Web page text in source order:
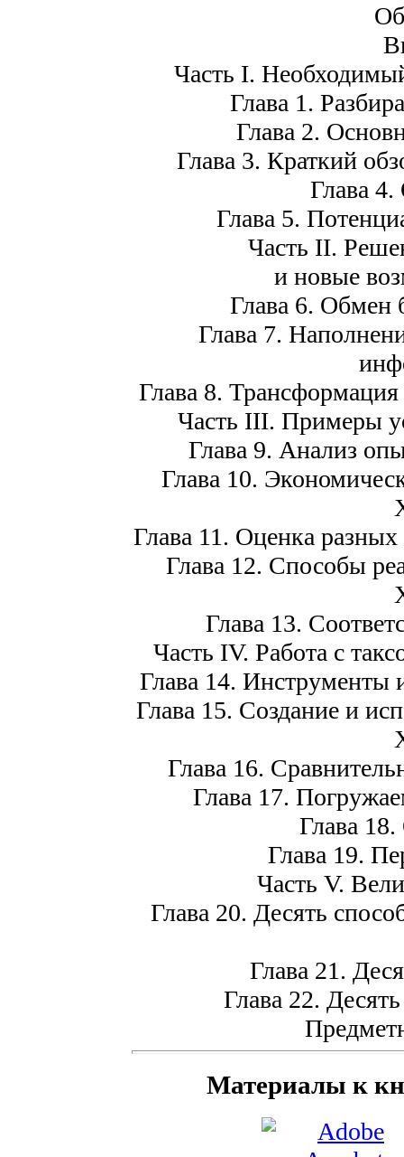
Часть I.
Глава 1.
Глава 2.
Глава 3. Краткий
Глава
Глава 5.
Часть II.
и новые
Глава 6. Обмен
Глава 7.
Глава 8.
Часть III. Примеры
Глава 9. Анализ
Глава 10.
Глава 11. Оценка
Глава 12. Способы
Глава 13.
Часть IV. Работа с
Глава 14. Инструменты
Глава 15. Создание и
Глава 16.
Глава 17.
Глава
Глава 19.
Часть V.
Глава 20. Десять
Глава 21.
Глава 22.
Материалы к